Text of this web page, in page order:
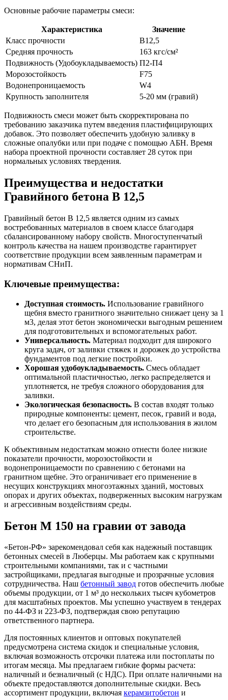
Основные рабочие параметры смеси:
Характеристика
Значение
Класс прочности
B12,5
Средняя прочность
163 кгс/см²
Подвижность (Удобоукладываемость) П2-П4
Морозостойкость
F75
Водонепроницаемость
W4
Крупность заполнителя
5-20 мм (гравий)
Подвижность смеси может быть скорректирована по
требованию заказчика путем введения пластифицирующих
добавок. Это позволяет обеспечить удобную заливку в
сложные опалубки или при подаче с помощью АБН. Время
набора проектной прочности составляет 28 суток при
нормальных условиях твердения.
Преимущества и недостатки
Гравийного бетона В 12,5
Гравийный бетон В 12,5 является одним из самых
востребованных материалов в своем классе благодаря
сбалансированному набору свойств. Многоступенчатый
контроль качества на нашем производстве гарантирует
соответствие продукции всем заявленным параметрам и
нормативам СНиП.
Ключевые преимущества:
Доступная стоимость. Использование гравийного
щебня вместо гранитного значительно снижает цену за 1
м3, делая этот бетон экономически выгодным решением
для подготовительных и вспомогательных работ.
Универсальность. Материал подходит для широкого
круга задач, от заливки стяжек и дорожек до устройства
фундаментов под легкие постройки.
Хорошая удобоукладываемость. Смесь обладает
оптимальной пластичностью, легко распределяется и
уплотняется, не требуя сложного оборудования для
заливки.
Экологическая безопасность. В состав входят только
природные компоненты: цемент, песок, гравий и вода,
что делает его безопасным для использования в жилом
строительстве.
К объективным недостаткам можно отнести более низкие
показатели прочности, морозостойкости и
водонепроницаемости по сравнению с бетонами на
гранитном щебне. Это ограничивает его применение в
несущих конструкциях многоэтажных зданий, мостовых
опорах и других объектах, подверженных высоким нагрузкам
и агрессивным воздействиям среды.
Бетон М 150 на гравии от завода
«Бетон-РФ» зарекомендовал себя как надежный поставщик
бетонных смесей в Люберцы. Мы работаем как с крупными
строительными компаниями, так и с частными
застройщиками, предлагая выгодные и прозрачные условия
сотрудничества. Наш бетонный завод готов обеспечить любые
объемы продукции, от 1 м³ до нескольких тысяч кубометров
для масштабных проектов. Мы успешно участвуем в тендерах
по 44-ФЗ и 223-ФЗ, подтверждая свою репутацию
ответственного партнера.
Для постоянных клиентов и оптовых покупателей
предусмотрена система скидок и специальные условия,
включая возможность отсрочки платежа или постоплаты по
итогам месяца. Мы предлагаем гибкие формы расчета:
наличный и безналичный (с НДС). При оплате наличными на
объекте предоставляются дополнительные скидки. Весь
ассортимент продукции, включая керамзитобетон и